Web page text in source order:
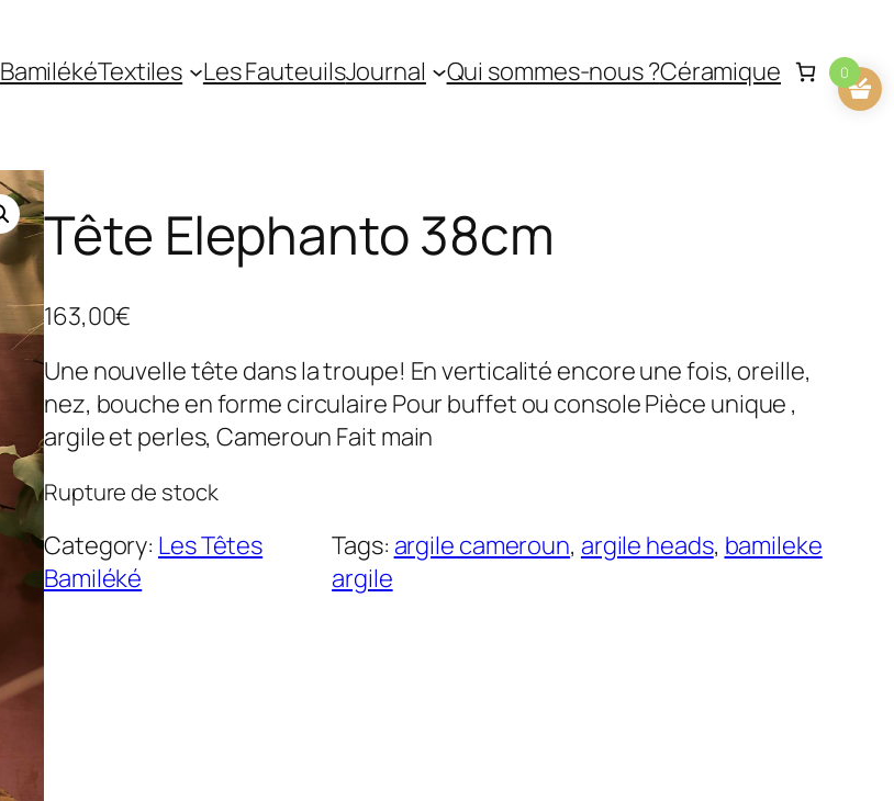
BamilékéTextiles Les FauteuilsJournal Qui sommes-nous ?Céramique
Tête Elephanto 38cm
163,00€
Une nouvelle tête dans la troupe! En verticalité encore une fois, oreille,
nez, bouche en forme circulaire Pour buffet ou console Pièce unique ,
argile et perles, Cameroun Fait main
Rupture de stock
Category: Les Têtes
Bamiléké
Tags: argile cameroun, argile heads, bamileke
argile
0